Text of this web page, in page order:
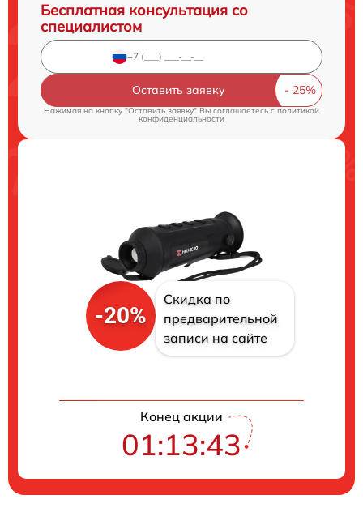
Бесплатная консультация со
специалистом
Оставить заявку
Нажимая на кнопку "Оставить заявку" Вы соглашаетесь cполитикой
конфиденциальности
-20%
Скидка по
предварительной
записи на сайте
Конец акции
01:13:42